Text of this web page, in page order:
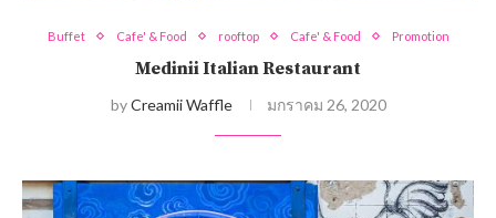
Buffet Cafe' & Food rooftop Cafe' & Food Promotion
Medinii Italian Restaurant
byCreamii Waffle มกราคม 26, 2020